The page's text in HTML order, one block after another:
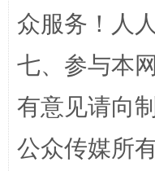
“蜀中异人”王建
众服务！人
七、参与本
有意见请向
公众传媒所